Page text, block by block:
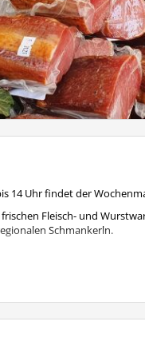
14 Uhr findet der
Fleisch- und
Schmankerln.